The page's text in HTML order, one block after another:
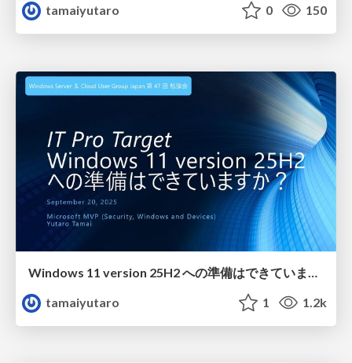
tamaiyutaro
0 150
Windows 11 version 25H2 への準備はできていますか？
tamaiyutaro
1 1.2k